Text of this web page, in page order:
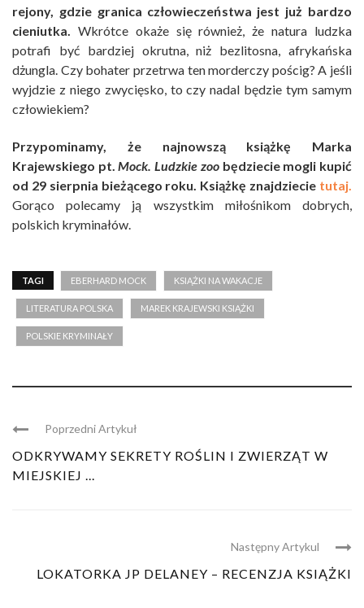
rejony, gdzie granica człowieczeństwa jest już bardzo
cieniutka.
Wkrótce okaże się również, że natura ludzka
potrafi być bardziej okrutna, niż bezlitosna, afrykańska
dżungla. Czy bohater przetrwa ten morderczy pościg? A jeśli
wyjdzie z niego zwycięsko, to czy nadal będzie tym samym
człowiekiem?
Przypominamy, że najnowszą książkę Marka
Krajewskiego pt.Mock. Ludzkie zoobędziecie mogli kupić
od 29 sierpnia bieżącego roku. Książkę znajdziecie tutaj.
Gorąco polecamy ją wszystkim miłośnikom dobrych,
polskich kryminałów.
TAGI EBERHARD MOCK KSIĄŻKI NA WAKACJE
LITERATURA POLSKA MAREK KRAJEWSKI KSIĄŻKI
POLSKIE KRYMINAŁY
Poprzedni Artykuł
ODKRYWAMY SEKRETY ROŚLIN I ZWIERZĄT W
MIEJSKIEJ ...
Następny Artykul
LOKATORKA JP DELANEY – RECENZJA KSIĄŻKI